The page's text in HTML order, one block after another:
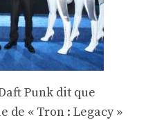
Punk dit que
de « Tron : Legacy »